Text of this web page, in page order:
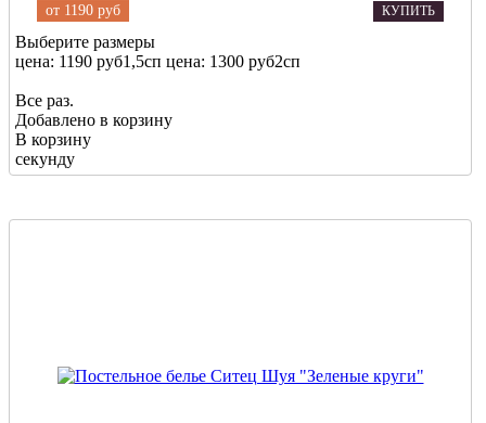
от 1190 руб КУПИТЬ
Выберите размеры
цена: 1190 руб1,5сп цена: 1300 руб2сп
Все раз.
Добавлено в корзину
В корзину
секунду